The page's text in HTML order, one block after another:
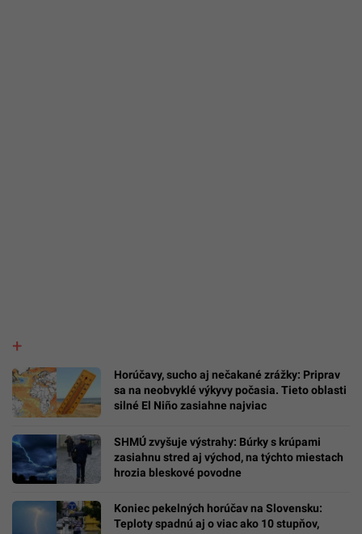
Horúčavy, sucho aj nečakané zrážky: Priprav
sa na neobvyklé výkyvy počasia. Tieto oblasti
silné El Niño zasiahne najviac
SHMÚ zvyšuje výstrahy: Búrky s krúpami
zasiahnu stred aj východ, na týchto miestach
hrozia bleskové povodne
Koniec pekelných horúčav na Slovensku:
Teploty spadnú aj o viac ako 10 stupňov,